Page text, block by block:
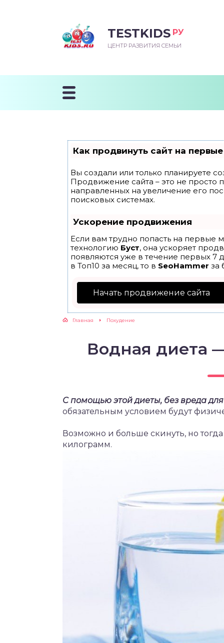
TESTKIDS РУ
ЦЕНТР РАЗВИТИЯ СЕМЬИ
Как продвинуть сайт на
Вы создали или только планируете
Продвижение сайта – это не просто
направленных на увеличение его
поисковых системах.
Ускорение продвижения
Если вам трудно попасть на первые
технологию Буст, она ускоряет
появляются уже в течение первых 7
в Топ10 за месяц, то в SeoHammer за
Начать продвижение сайта
Главная Похудение
Водная диета
С помощью этой диеты, без вреда
обязательным условием будут
Возможно и больше скинуть, но
килограмм.
МЕСЯЦ
ПЕРВОГО
УЧИТСЯ
ПОСЛЕ ГОДА
К ШКОЛЕ
ДОШКОЛЬНИКА
ШКОЛА
ШКОЛЬНИКА
ШКОЛЬНИКА